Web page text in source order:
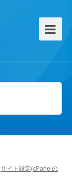
サイト設定(cPanelの